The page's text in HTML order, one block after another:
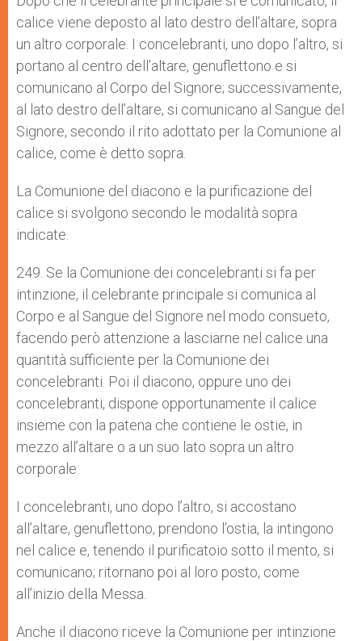
calice viene deposto al lato destro dell’altare, sopra
un altro corporale. I concelebranti, uno dopo l’altro, si
portano al centro dell’altare, genuflettono e si
comunicano al Corpo del Signore; successivamente,
al lato destro dell’altare, si comunicano al Sangue del
Signore, secondo il rito adottato per la Comunione al
calice, come è detto sopra.
La Comunione del diacono e la purificazione del
calice si svolgono secondo le modalità sopra
indicate.
249. Se la Comunione dei concelebranti si fa per
intinzione, il celebrante principale si comunica al
Corpo e al Sangue del Signore nel modo consueto,
facendo però attenzione a lasciarne nel calice una
quantità sufficiente per la Comunione dei
concelebranti. Poi il diacono, oppure uno dei
concelebranti, dispone opportunamente il calice
insieme con la patena che contiene le ostie, in
mezzo all’altare o a un suo lato sopra un altro
corporale.
I concelebranti, uno dopo l’altro, si accostano
all’altare, genuflettono, prendono l’ostia, la intingono
nel calice e, tenendo il purificatoio sotto il mento, si
comunicano; ritornano poi al loro posto, come
all’inizio della Messa.
Anche il diacono riceve la Comunione per intinzione